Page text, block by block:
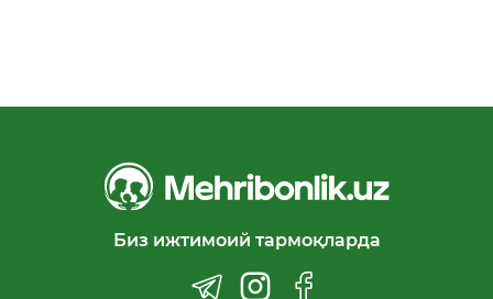
Биз ижтимоий тармоқларда